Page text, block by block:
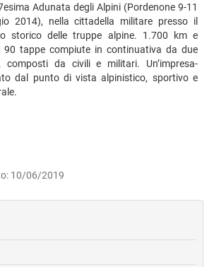
Adunata degli Alpini (Pordenone 9-11
2014), nella cittadella militare presso il
storico delle truppe alpine. 1.700 km e
90 tappe compiute in continuativa da due
composti da civili e militari. Un’impresa-
dal punto di vista alpinistico, sportivo e
10/06/2019